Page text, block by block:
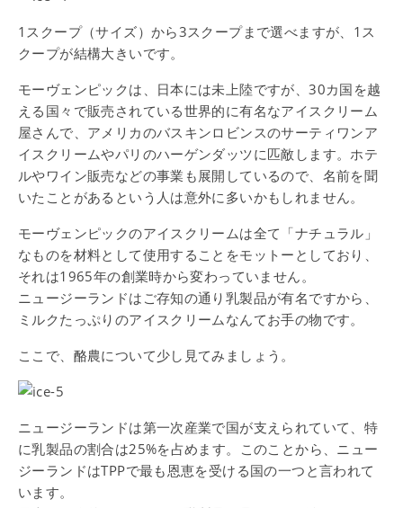
1スクープ（サイズ）から3スクープまで選べますが、1ス
クープが結構大きいです。
モーヴェンピックは、日本には未上陸ですが、30カ国を越
える国々で販売されている世界的に有名なアイスクリーム
屋さんで、アメリカのバスキンロビンスのサーティワンア
イスクリームやパリのハーゲンダッツに匹敵します。ホテ
ルやワイン販売などの事業も展開しているので、名前を聞
いたことがあるという人は意外に多いかもしれません。
モーヴェンピックのアイスクリームは全て「ナチュラル」
なものを材料として使用することをモットーとしており、
それは1965年の創業時から変わっていません。
ニュージーランドはご存知の通り乳製品が有名ですから、
ミルクたっぷりのアイスクリームなんてお手の物です。
ここで、酪農について少し見てみましょう。
ニュージーランドは第一次産業で国が支えられていて、特
に乳製品の割合は25%を占めます。このことから、ニュー
ジーランドはTPPで最も恩恵を受ける国の一つと言われて
います。